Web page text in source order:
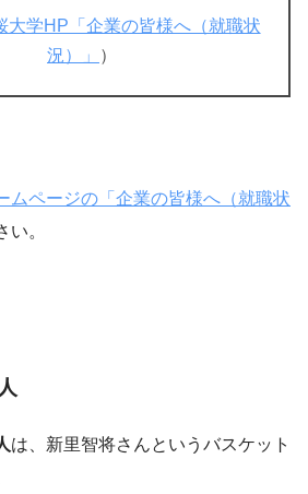
大学HP「企業の皆様へ（就職状
況）」
）
ムページの「企業の皆様へ（就職状
い。
は、新里智将さんというバスケット